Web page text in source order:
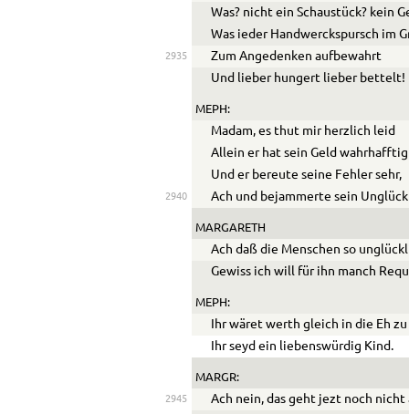
Was? nicht ein Schaustück? kein
Was ieder Handwerckspursch im
2935
Zum Angedenken aufbewahrt
Und lieber hungert lieber bettelt!
MEPH:
Madam, es thut mir herzlich leid
Allein er hat sein Geld
Und er bereute seine Fehler sehr,
2940 Ach und bejammerte sein
MARGARETH
Ach daß die Menschen so
Gewiss ich will für ihn manch
MEPH:
Ihr wäret werth gleich in die Eh
Ihr seyd ein liebenswürdig Kind.
MARGR:
2945 Ach nein, das geht jezt noch nicht